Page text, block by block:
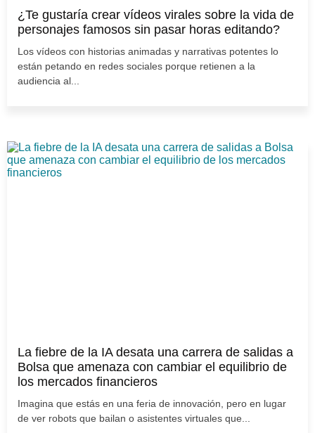
¿Te gustaría crear vídeos virales sobre la vida de
personajes famosos sin pasar horas editando?
Los vídeos con historias animadas y narrativas potentes lo
están petando en redes sociales porque retienen a la
audiencia al...
La fiebre de la IA desata una carrera de salidas a
Bolsa que amenaza con cambiar el equilibrio de
los mercados financieros
Imagina que estás en una feria de innovación, pero en lugar
de ver robots que bailan o asistentes virtuales que...